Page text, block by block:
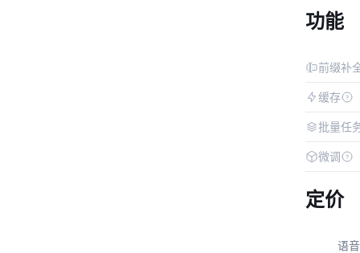
功能
前缀补
缓存
批量任
微调
定价
语